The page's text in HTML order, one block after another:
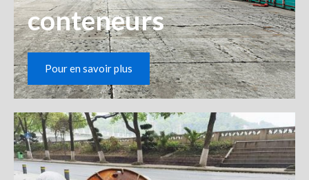
conteneurs
Pour en savoir plus